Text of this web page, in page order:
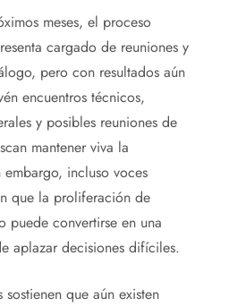
meses, el proceso
cargado de reuniones y
pero con resultados aún
encuentros técnicos,
y posibles reuniones de
mantener viva la
incluso voces
que la proliferación de
puede convertirse en una
aplazar decisiones difíciles.
sostienen que aún existen